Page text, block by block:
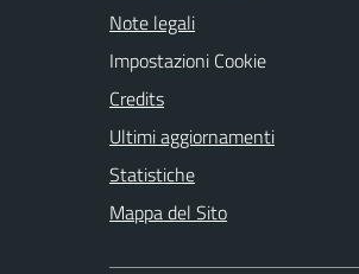
Note legali
Impostazioni Cookie
Credits
Ultimi aggiornamenti
Statistiche
Mappa del Sito